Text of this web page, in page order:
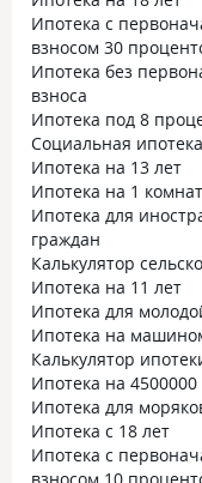
Ипотека с
взносом 30
Ипотека без
взноса
Ипотека под 8
Социальная
Ипотека на 13 лет
Ипотека на 1
Ипотека для
граждан
Калькулятор
Ипотека на 11 лет
Ипотека для
Ипотека на
Калькулятор
Ипотека на 4500000
Ипотека для
Ипотека с 18 лет
Ипотека с